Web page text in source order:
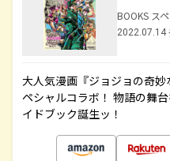
BOOKS ス
2022.07.14
大人気漫画『ジョジョの奇
ペシャルコラボ！ 物語の舞
イドブック誕生ッ！